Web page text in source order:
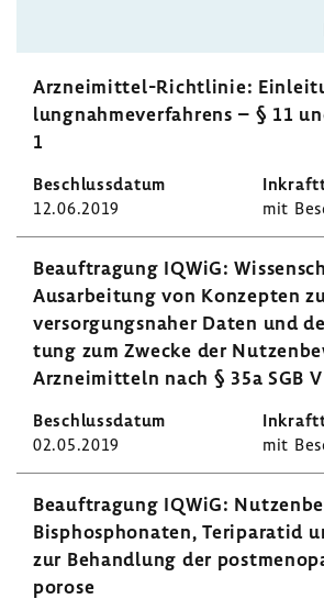
Arzneimittel-​Richtlinie:
lung­nah­me­ver­fah­rens – § 11
1
12.06.2019 mit
Beauf­tra­gung IQWiG:
Ausar­bei­tung von Konzepten
versor­gungs­naher Daten und
tung zum Zwecke der
Arznei­mit­teln nach § 35a SGB V
02.05.2019 mit
Beauf­tra­gung IQWiG:
Bisphos­pho­naten, Teri­pa­ratid
zur Behand­lung der
po­rose